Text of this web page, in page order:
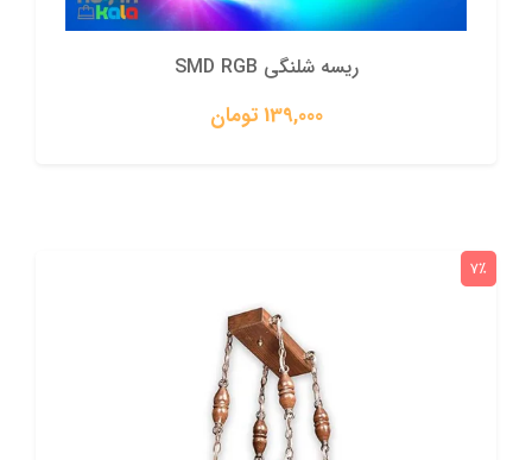
ریسه شلنگی SMD RGB
139,000 تومان
7٪